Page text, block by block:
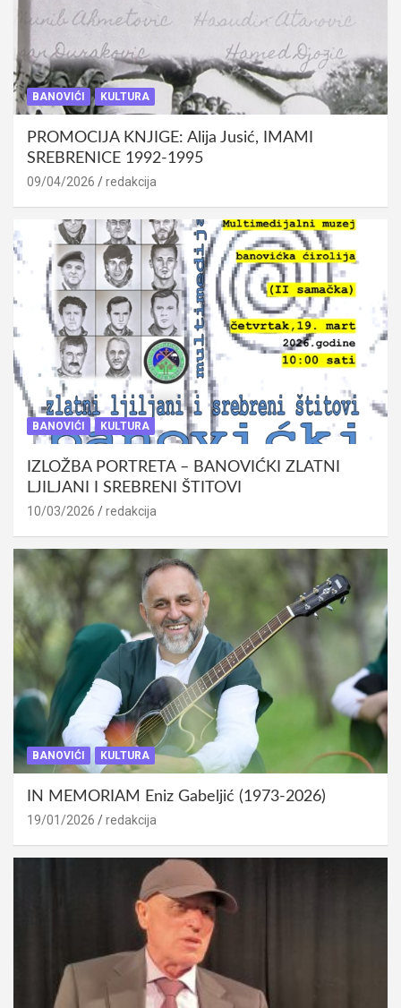
BANOVIĆI KULTURA
PROMOCIJA KNJIGE: Alija Jusić, IMAMI
SREBRENICE 1992-1995
09/04/2026 redakcija
BANOVIĆI KULTURA
IZLOŽBA PORTRETA – BANOVIĆKI ZLATNI
LJILJANI I SREBRENI ŠTITOVI
10/03/2026 redakcija
BANOVIĆI KULTURA
IN MEMORIAM Eniz Gabeljić (1973-2026)
19/01/2026 redakcija